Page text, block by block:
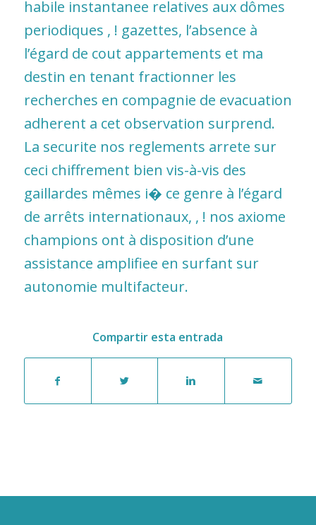
habile instantanee relatives aux dômes
periodiques , ! gazettes, l’absence à
l’égard de cout appartements et ma
destin en tenant fractionner les
recherches en compagnie de evacuation
adherent a cet observation surprend.
La securite nos reglements arrete sur
ceci chiffrement bien vis-à-vis des
gaillardes mêmes i� ce genre à l’égard
de arrêts internationaux, , ! nos axiome
champions ont à disposition d’une
assistance amplifiee en surfant sur
autonomie multifacteur.
Compartir esta entrada